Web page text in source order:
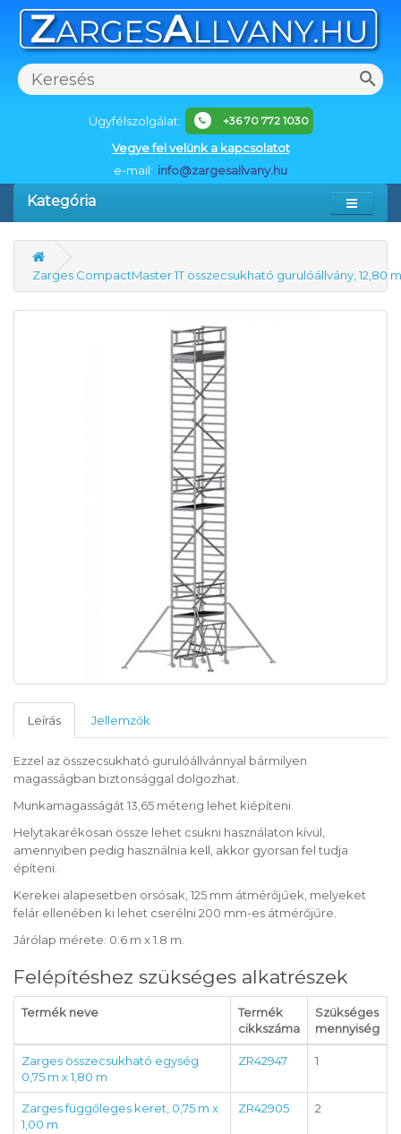
Ügyfélszolgálat: +36 70 772 1030
Vegye fel velünk a kapcsolatot
e-mail: info@zargesallvany.hu
Kategória
Zarges CompactMaster 1T összecsukható gurulóállvány, 12,80
Leírás Jellemzők
Ezzel az összecsukható gurulóállvánnyal bármilyen
magasságban biztonsággal dolgozhat.
Munkamagasságát 13,65 méterig lehet kiépíteni.
Helytakarékosan össze lehet csukni használaton kívül,
amennyiben pedig használnia kell, akkor gyorsan fel tudja
építeni.
Kerekei alapesetben orsósak, 125 mm átmérőjűek, melyeket
felár ellenében ki lehet cserélni 200 mm-es átmérőjűre.
Járólap mérete: 0.6 m x 1.8 m.
Felépítéshez szükséges alkatrészek
Termék neve
Termék
cikkszáma
Szükséges
mennyiség
Zarges összecsukható egység
0,75 m x 1,80 m
ZR42947 1
Zarges függőleges keret, 0,75 m x
1,00 m
ZR42905 2